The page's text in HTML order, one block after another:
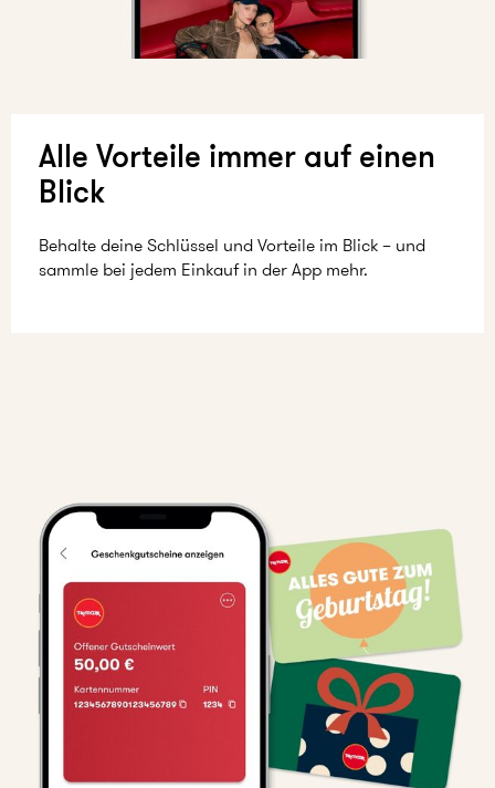
Alle Vorteile immer auf einen
Blick
Behalte deine Schlüssel und Vorteile im Blick – und
sammle bei jedem Einkauf in der App mehr.